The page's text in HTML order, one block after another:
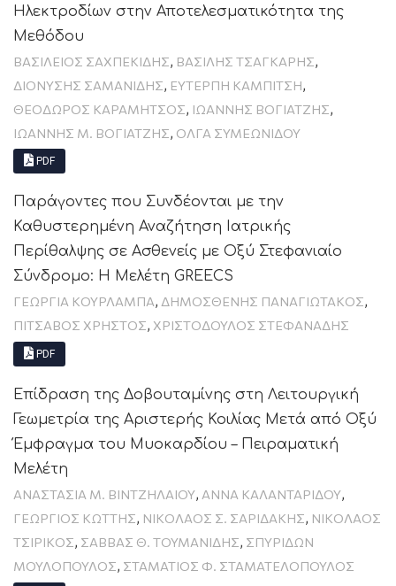
Ηλεκτροδίων στην Αποτελεσματικότητα της
Μεθόδου
ΒΑΣΙΛΕΙΟΣ ΣΑΧΠΕΚΙΔΗΣ, ΒΑΣΙΛΗΣ ΤΣΑΓΚΑΡΗΣ,
ΔΙΟΝΥΣΗΣ ΣΑΜΑΝΙΔΗΣ, ΕΥΤΕΡΠΗ ΚΑΜΠΙΤΣΗ,
ΘΕΌΔΩΡΟΣ ΚΑΡΑΜΉΤΣΟΣ, ΙΩΑΝΝΗΣ ΒΟΓΙΑΤΖΗΣ,
ΙΩΑΝΝΗΣ Μ. ΒΟΓΙΑΤΖΗΣ, ΟΛΓΑ ΣΥΜΕΩΝΙΔΟΥ
PDF
Παράγοντες που Συνδέονται με την
Καθυστερημένη Αναζήτηση Ιατρικής
Περίθαλψης σε Ασθενείς με Οξύ Στεφανιαίο
Σύνδρομο: Η Μελέτη GREECS
ΓΕΩΡΓΊΑ ΚΟΥΡΛΑΜΠΆ, ΔΗΜΟΣΘΈΝΗΣ ΠΑΝΑΓΙΩΤΆΚΟΣ,
ΠΊΤΣΑΒΟΣ ΧΡΉΣΤΟΣ, ΧΡΙΣΤΟΔΟΥΛΟΣ ΣΤΕΦΑΝΑΔΗΣ
PDF
Επίδραση της Δοβουταμίνης στη Λειτουργική
Γεωμετρία της Αριστερής Κοιλίας Μετά από Οξύ
Έμφραγμα του Μυοκαρδίου – Πειραματική
Μελέτη
ΑΝΑΣΤΑΣΙΑ Μ. ΒΙΝΤΖΗΛΑΙΟΥ, ΆΝΝΑ ΚΑΛΑΝΤΑΡΊΔΟΥ,
ΓΕΏΡΓΙΟΣ ΚΏΤΤΗΣ, ΝΙΚΟΛΑΟΣ Σ. ΣΑΡΙΔΑΚΗΣ, ΝΙΚΟΛΑΟΣ
ΤΣΙΡΙΚΟΣ, ΣΆΒΒΑΣ Θ. ΤΟΥΜΑΝΊΔΗΣ, ΣΠΥΡΊΔΩΝ
ΜΟΥΛΌΠΟΥΛΟΣ, ΣΤΑΜΑΤΙΟΣ Φ. ΣΤΑΜΑΤΕΛΟΠΟΥΛΟΣ